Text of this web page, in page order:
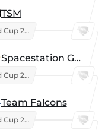
TSM
Esports World Cup 2026
Spacestation Gaming
Esports World Cup 2026
Team Falcons
Esports World Cup 2026